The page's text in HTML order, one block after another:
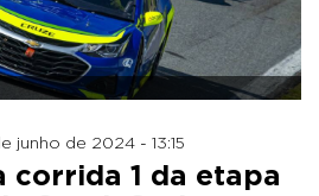
junho de 2024 - 13:15
corrida 1 da etapa